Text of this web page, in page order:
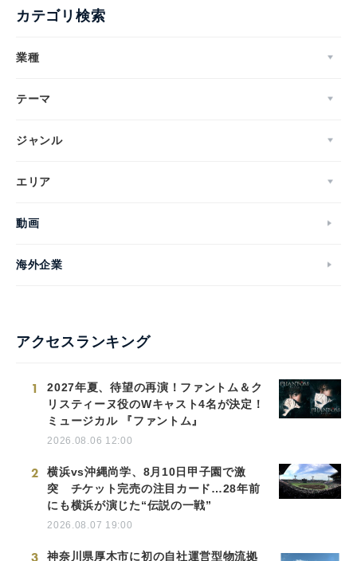
カテゴリ検索
業種
テーマ
ジャンル
エリア
動画
海外企業
アクセスランキング
1
2027年夏、待望の再演！ファントム＆ク
リスティーヌ役のWキャスト4名が決定！
ミュージカル 『ファントム』
2026.08.06 12:00
2
横浜vs沖縄尚学、8月10日甲子園で激
突 チケット完売の注目カード…28年前
にも横浜が演じた“伝説の一戦”
2026.08.07 19:00
3 神奈川県厚木市に初の自社運営型物流拠